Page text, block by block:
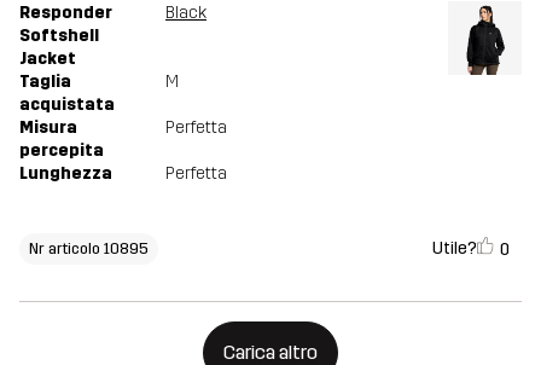
Responder
Softshell
Jacket
Black
Taglia
acquistata
M
Misura
percepita
Perfetta
Lunghezza Perfetta
Nr articolo 10895 Utile? 0
Carica altro